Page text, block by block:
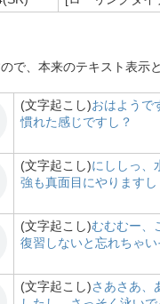
、本来のテキスト表示
(文字起こし)おはようで
慣れた感じですし？
(文字起こし)にししっ、
強も真面目にやりますし
(文字起こし)むむむー、
復習しないと忘れちゃい
(文字起こし)さあさあ、